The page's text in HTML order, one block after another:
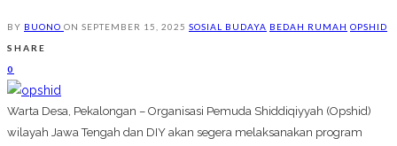
BY BUONO ON SEPTEMBER 15, 2025 SOSIAL BUDAYA BEDAH RUMAH OPSHID
SHARE
0
Warta Desa, Pekalongan – Organisasi Pemuda Shiddiqiyyah (Opshid)
wilayah Jawa Tengah dan DIY akan segera melaksanakan program